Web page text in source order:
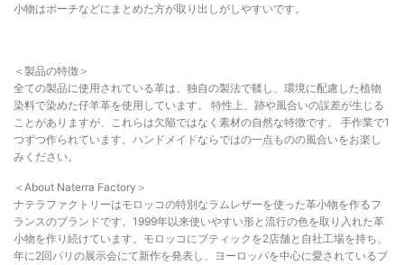
小物はポーチなどにまとめた方が取り出しがしやすいです。
＜製品の特徴＞
全ての製品に使用されている革は、独自の製法で鞣し、環境に配慮した植物
染料で染めた仔羊革を使用しています。 特性上、跡や風合いの誤差が生じる
ことがありますが、これらは欠陥ではなく素材の自然な特徴です。 手作業で1
つずつ作られています。ハンドメイドならではの一点ものの風合いをお楽し
みください。
＜About Naterra Factory＞
ナテラファクトリーはモロッコの特別なラムレザーを使った革小物を作るフ
ランスのブランドです。1999年以来使いやすい形と流行の色を取り入れた革
小物を作り続けています。モロッコにブティックを2店舗と自社工場を持ち、
年に2回パリの展示会にて新作を発表し、ヨーロッパを中心に愛されているブ